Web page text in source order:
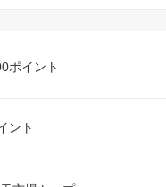
ポイント
ント